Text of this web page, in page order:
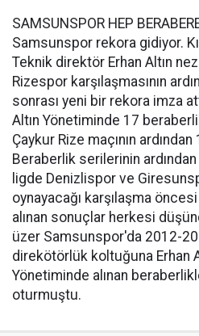
SAMSUNSPOR HEP
Samsunspor rekora gidiyor.
Teknik direktör Erhan Altın
Rizespor karşılaşmasının
sonrası yeni bir rekora imza
Altın Yönetiminde 17
Çaykur Rize maçının
Beraberlik serilerinin ardından
ligde Denizlispor ve
oynayacağı karşılaşma
alınan sonuçlar herkesi
üzer Samsunspor'da 2012-
direkötörlük koltuğuna Erhan
Yönetiminde alınan
oturmuştu.